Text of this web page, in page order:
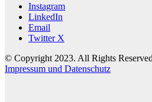
Instagram
LinkedIn
Email
Twitter X
© Copyright 2023. All Rights
Impressum und Datenschutz